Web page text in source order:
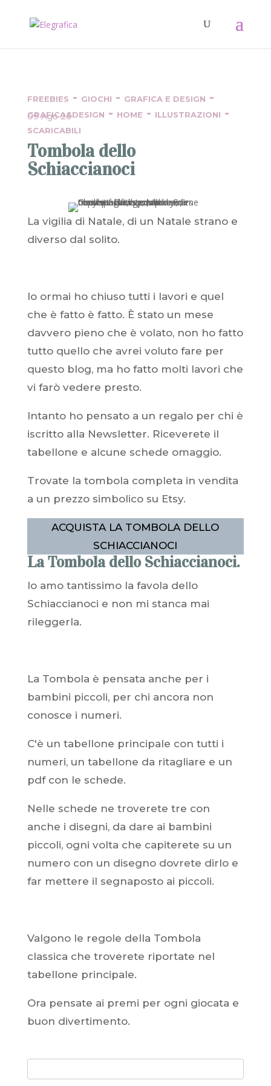
FREEBIES - GIOCHI - GRAFICA E DESIGN -
GRAFICA&DESIGN - HOME - ILLUSTRAZIONI -
SCARICABILI
09 Ago 26
Tombola dello
Schiaccianoci
La vigilia di Natale, di un Natale strano e
diverso dal solito.
Io ormai ho chiuso tutti i lavori e quel
che è fatto è fatto. È stato un mese
davvero pieno che è volato, non ho fatto
tutto quello che avrei voluto fare per
questo blog, ma ho fatto molti lavori che
vi farò vedere presto.
Intanto ho pensato a un regalo per chi è
iscritto alla Newsletter. Riceverete il
tabellone e alcune schede omaggio.
Trovate la tombola completa in vendita
a un prezzo simbolico su Etsy.
ACQUISTA LA TOMBOLA DELLO
SCHIACCIANOCI
La Tombola dello Schiaccianoci.
Io amo tantissimo la favola dello
Schiaccianoci e non mi stanca mai
rileggerla.
La Tombola è pensata anche per i
bambini piccoli, per chi ancora non
conosce i numeri.
C'è un tabellone principale con tutti i
numeri, un tabellone da ritagliare e un
pdf con le schede.
Nelle schede ne troverete tre con
anche i disegni, da dare ai bambini
piccoli, ogni volta che capiterete su un
numero con un disegno dovrete dirlo e
far mettere il segnaposto ai piccoli.
Valgono le regole della Tombola
classica che troverete riportate nel
tabellone principale.
Ora pensate ai premi per ogni giocata e
buon divertimento.